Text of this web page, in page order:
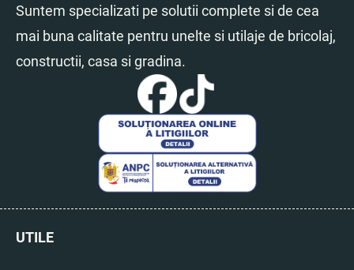
Suntem specializati pe solutii complete si de cea
mai buna calitate pentru unelte si utilaje de bricolaj,
constructii, casa si gradina.
UTILE